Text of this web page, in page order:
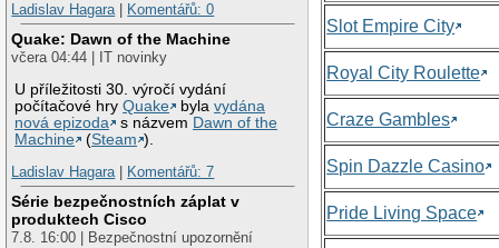
Ladislav Hagara| Komentářů: 0
Quake: Dawn of the Machine
včera 04:44 | IT novinky
U příležitosti 30. výročí vydání
počítačové hryQuake bylavydána
nová epizoda
s názvem Dawn of the
Machine
(Steam ).
Ladislav Hagara| Komentářů: 7
Série bezpečnostních záplat v
produktech Cisco
7.8. 16:00 | Bezpečnostní upozornění
Slot Empire City
Royal City Roulette
Craze Gambles
Spin Dazzle Casino
Pride Living Space